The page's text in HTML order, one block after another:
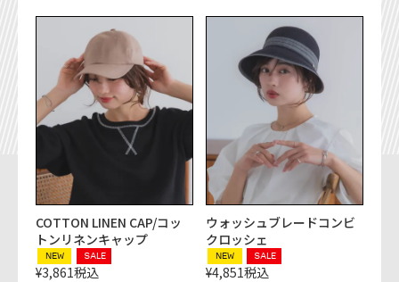
COTTON LINEN CAP/コッ
トンリネンキャップ
NEW SALE
¥3,861税込
ウォッシュブレードコンビ
クロッシェ
NEW SALE
¥4,851税込